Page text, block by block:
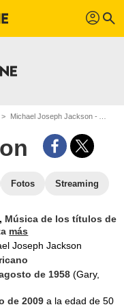
profil search
Michael Joseph Jackson - Apodo : Michael Jackson
Fotos Streaming
, Música de los títulos de
más
Joseph Jackson
de 1958(Gary,
de 2009a la edad de 50